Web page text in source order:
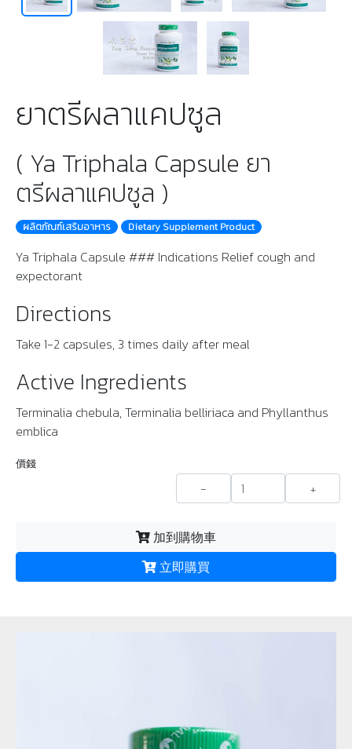
ยาตรีผลาแคปซูล
( Ya Triphala Capsule ยา
ตรีผลาแคปซูล )
ผลิตภัณฑ์เสริมอาหาร Dietary Supplement Product
Ya Triphala Capsule ### Indications Relief cough and
expectorant
Directions
Take 1-2 capsules, 3 times daily after meal
Active Ingredients
Terminalia chebula, Terminalia belliriaca and Phyllanthus
emblica
價錢
- +
加到購物車
立即購買